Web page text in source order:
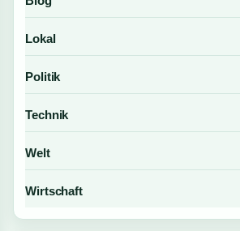
Lokal
Politik
Technik
Welt
Wirtschaft